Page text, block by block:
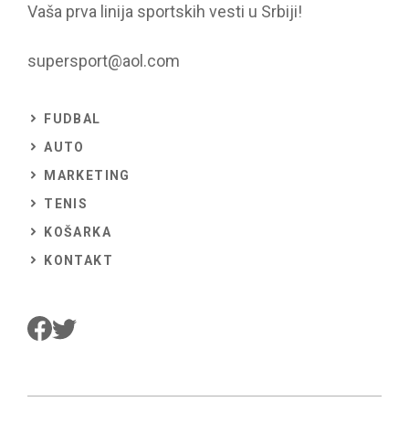
Vaša prva linija sportskih vesti u Srbiji!
supersport@aol.com
FUDBAL
AUTO
MARKETING
TENIS
KOŠARKA
KONTAKT